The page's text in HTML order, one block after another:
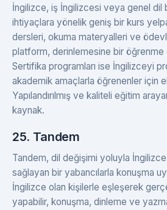
İngilizce, iş İngilizcesi veya genel dil
ihtiyaçlara yönelik geniş bir kurs
dersleri, okuma materyalleri ve
platform, derinlemesine bir öğrenme
Sertifika programları ise İngilizceyi
akademik amaçlarla öğrenenler için
Yapılandırılmış ve kaliteli eğitim
kaynak.
25. Tandem
Tandem, dil değişimi yoluyla İngilizce
sağlayan bir yabancılarla konuşma
İngilizce olan kişilerle eşleşerek
yapabilir, konuşma, dinleme ve